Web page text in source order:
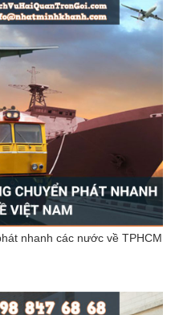
nhanh các nước về TPHCM